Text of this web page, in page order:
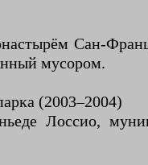
Сан-
мусором.
(2003–2004)
Лоссио,